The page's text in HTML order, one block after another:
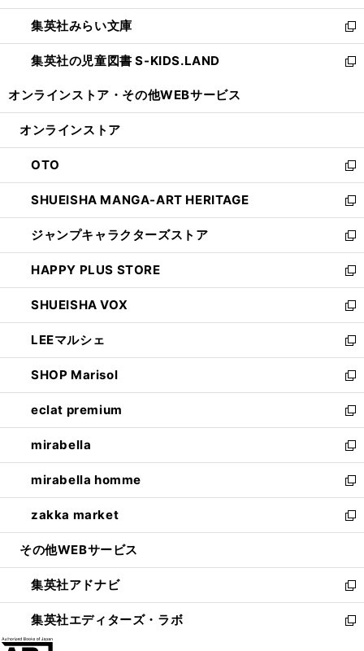
開
く
ウ
で
開
く
ン
ド
ウ
で
ウ
ィ
ン
ド
開
集英社みらい文庫
新
し
い
ン
ウ
で
開
く
集英社の児童図書 S-KIDS.LAND
新
ウ
ン
ド
ウ
で
開
く
オンラインストア・ その他WEBサービス
オンラインストア
OTO
新
し
い
ウ
ィ
ン
ド
ウ
で
開
く
SHUEISHA MANGA-ART HERITAGE
新
し
い
ウ
ィ
ン
ド
ウ
で
開
く
ジャンプキャラクターズストア
新
し
い
ウ
ィ
ン
ド
ウ
で
開
く
HAPPY PLUS STORE
新
し
い
ウ
ィ
ン
ド
ウ
で
開
く
SHUEISHA VOX
新
し
い
ウ
ィ
ン
ド
ウ
で
開
く
LEEマルシェ
新
し
い
ウ
ィ
ン
ド
ウ
で
開
く
SHOP Marisol
新
し
い
ウ
ィ
ン
ド
ウ
で
開
eclat premium
新
し
い
ウ
ィ
ン
ド
ウ
開
く
mirabella
新
し
い
ウ
ィ
ン
ウ
で
開
く
mirabella homme
新
し
い
ウ
ン
ド
ウ
で
zakka market
新
し
ウ
ィ
ン
ド
その他WEBサービス
集英社アドナビ
新
し
い
集英社エディターズ・ラボ
新